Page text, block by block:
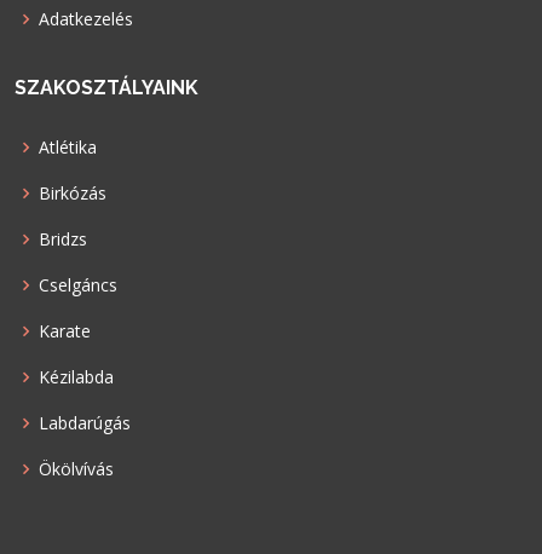
Adatkezelés
SZAKOSZTÁLYAINK
Atlétika
Birkózás
Bridzs
Cselgáncs
Karate
Kézilabda
Labdarúgás
Ökölvívás